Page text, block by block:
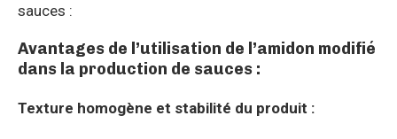
sauces :
Avantages de l’utilisation de l’amidon modifié
dans la production de sauces :
Texture homogène et stabilité du produit :